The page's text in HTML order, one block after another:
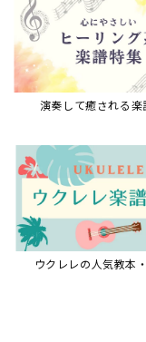
演奏して癒される楽
ウクレレの人気教本